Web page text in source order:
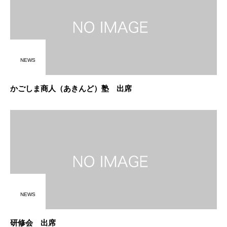
NEWS
かごしま商人（あきんど）塾 出席
NEWS
研修会 出席